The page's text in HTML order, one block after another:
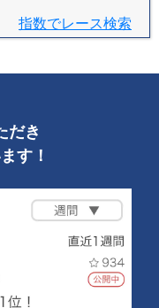
指数でレース検索
だき
す！